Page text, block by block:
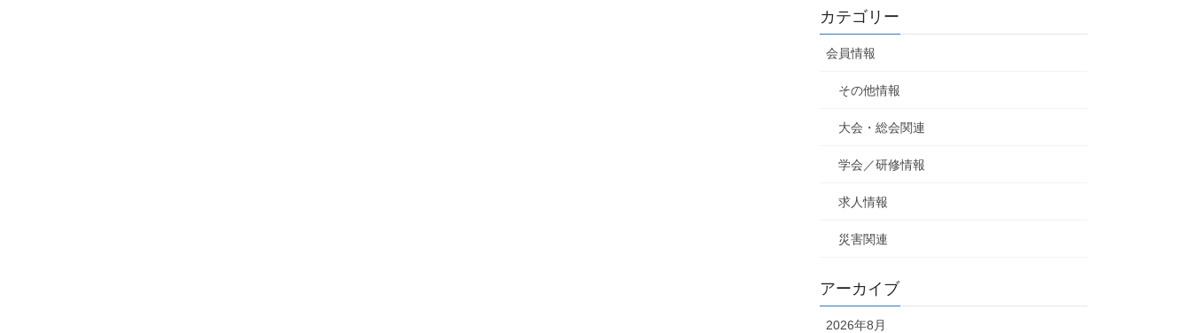
カテゴリー
会員情報
その他情報
大会・総会関連
学会／研修情報
求人情報
災害関連
アーカイブ
2026年8月